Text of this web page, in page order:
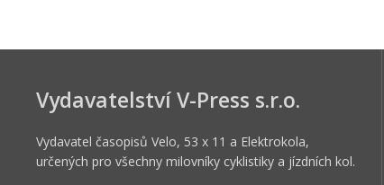
Vydavatelství V-Press s.r.o.
Vydavatel časopisů Velo, 53 x 11 a Elektrokola,
určených pro všechny milovníky cyklistiky a jízdních kol.